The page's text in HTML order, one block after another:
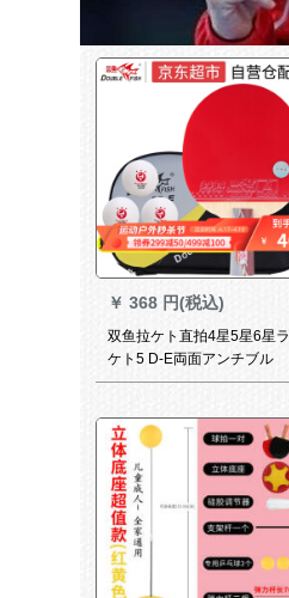
￥ 368 円(税込)
双鱼拉ケト直拍4星5星6星ラ
ケト5 D-E両面アンチブル